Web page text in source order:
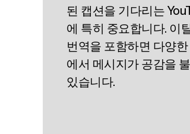
된 캡션을 기다리는
에 특히 중요합니다. 이
번역을 포함하면 다양
에서 메시지가 공감을
있습니다.